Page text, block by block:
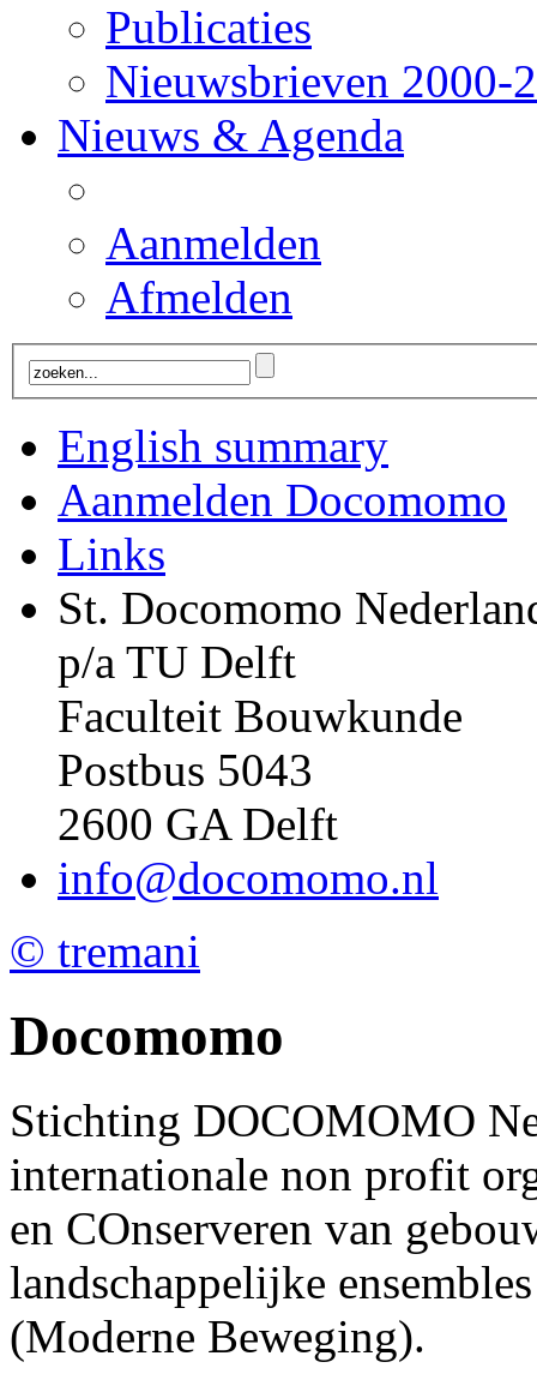
Publicaties
Nieuwsbrieven 2000-
Nieuws & Agenda
Aanmelden
Afmelden
English summary
Aanmelden Docomomo
Links
St. Docomomo
p/a TU Delft
Faculteit Bouwkunde
Postbus 5043
2600 GA Delft
info@docomomo.nl
© tremani
Docomomo
Stichting DOCOMOMO
internationale non profit
en COnserveren van
landschappelijke
(Moderne Beweging).